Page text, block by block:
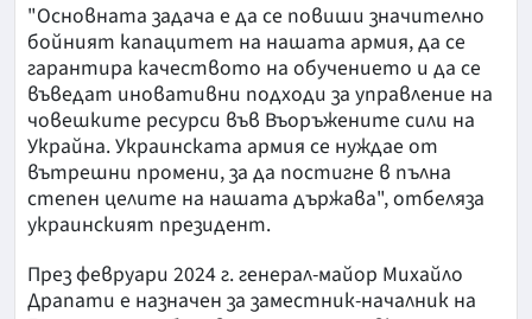
"Основната задача е да се повиши значително
бойният капацитет на нашата армия, да се
гарантира качеството на обучението и да се
въведат иновативни подходи за управление на
човешките ресурси във Въоръжените сили на
Украйна. Украинската армия се нуждае от
вътрешни промени, за да постигне в пълна
степен целите на нашата държава", отбеляза
украинският президент.
През февруари 2024 г. генерал-майор Михайло
Драпати е назначен за заместник-началник на